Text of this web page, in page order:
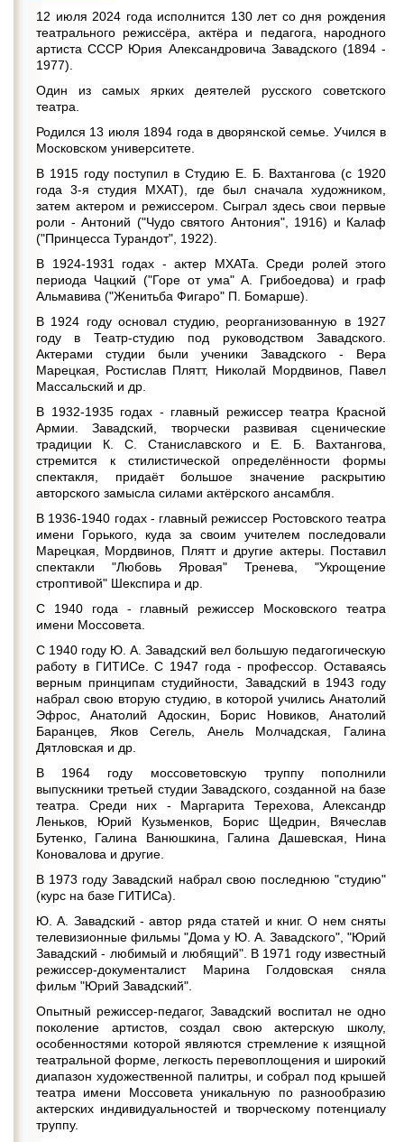
12 июля 2024 года исполнится 130 лет со дня рождения
театрального режиссёра, актёра и педагога, народного
артиста СССР Юрия Александровича Завадского (1894 -
1977).
Один из самых ярких деятелей русского советского
театра.
Родился 13 июля 1894 года в дворянской семье. Учился в
Московском университете.
В 1915 году поступил в Студию Е. Б. Вахтангова (с 1920
года 3-я студия МХАТ), где был сначала художником,
затем актером и режиссером. Сыграл здесь свои первые
роли - Антоний ("Чудо святого Антония", 1916) и Калаф
("Принцесса Турандот", 1922).
В 1924-1931 годах - актер МХАТа. Среди ролей этого
периода Чацкий ("Горе от ума" А. Грибоедова) и граф
Альмавива ("Женитьба Фигаро" П. Бомарше).
В 1924 году основал студию, реорганизованную в 1927
году в Театр-студию под руководством Завадского.
Актерами студии были ученики Завадского - Вера
Марецкая, Ростислав Плятт, Николай Мордвинов, Павел
Массальский и др.
В 1932-1935 годах - главный режиссер театра Красной
Армии. Завадский, творчески развивая сценические
традиции К. С. Станиславского и Е. Б. Вахтангова,
стремится к стилистической определённости формы
спектакля, придаёт большое значение раскрытию
авторского замысла силами актёрского ансамбля.
В 1936-1940 годах - главный режиссер Ростовского театра
имени Горького, куда за своим учителем последовали
Марецкая, Мордвинов, Плятт и другие актеры. Поставил
спектакли "Любовь Яровая" Тренева, "Укрощение
строптивой" Шекспира и др.
С 1940 года - главный режиссер Московского театра
имени Моссовета.
С 1940 году Ю. А. Завадский вел большую педагогическую
работу в ГИТИСе. С 1947 года - профессор. Оставаясь
верным принципам студийности, Завадский в 1943 году
набрал свою вторую студию, в которой учились Анатолий
Эфрос, Анатолий Адоскин, Борис Новиков, Анатолий
Баранцев, Яков Сегель, Анель Молчадская, Галина
Дятловская и др.
В 1964 году моссоветовскую труппу пополнили
выпускники третьей студии Завадского, созданной на базе
театра. Среди них - Маргарита Терехова, Александр
Леньков, Юрий Кузьменков, Борис Щедрин, Вячеслав
Бутенко, Галина Ванюшкина, Галина Дашевская, Нина
Коновалова и другие.
В 1973 году Завадский набрал свою последнюю "студию"
(курс на базе ГИТИСа).
Ю. А. Завадский - автор ряда статей и книг. О нем сняты
телевизионные фильмы "Дома у Ю. А. Завадского", "Юрий
Завадский - любимый и любящий". В 1971 году известный
режиссер-документалист Марина Голдовская сняла
фильм "Юрий Завадский".
Опытный режиссер-педагог, Завадский воспитал не одно
поколение артистов, создал свою актерскую школу,
особенностями которой являются стремление к изящной
театральной форме, легкость перевоплощения и широкий
диапазон художественной палитры, и собрал под крышей
театра имени Моссовета уникальную по разнообразию
актерских индивидуальностей и творческому потенциалу
труппу.